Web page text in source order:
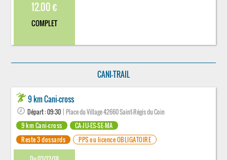
12.00 €
COMPLET
CANI-TRAIL
9 km Cani-cross
Départ : 09:30 | Place du Village 42660 Saint-Régis du Coin
9 km Cani-cross
CA-JU-ES-SE-MA
Reste 3 dossards
PPS ou licence OBLIGATOIRE